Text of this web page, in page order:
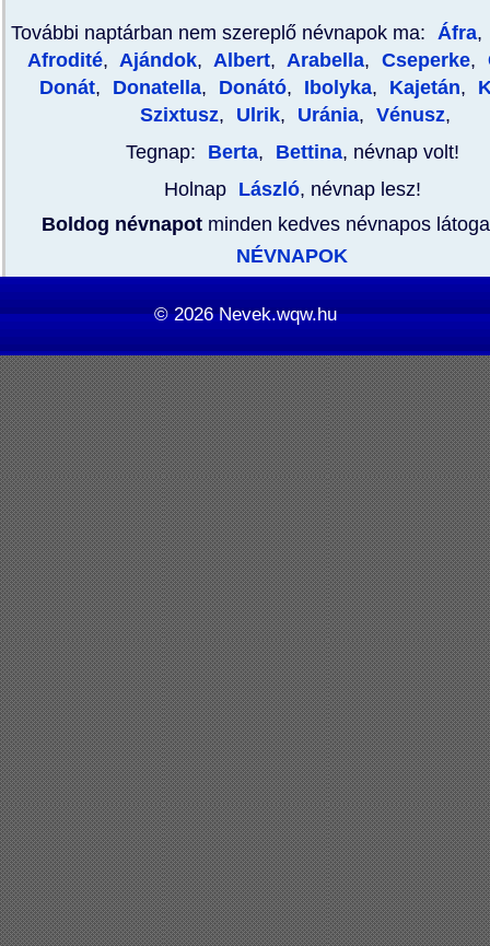
További naptárban nem szereplő névnapok ma: Áfra,
Afrodité, Ajándok, Albert, Arabella, Cseperke,
Donát, Donatella, Donátó, Ibolyka, Kajetán,
Szixtusz, Ulrik, Uránia, Vénusz,
Tegnap:
Berta, Bettina, névnap volt!
Holnap László, névnap lesz!
Boldog névnapotminden kedves névnapos
NÉVNAPOK
© 2026Nevek.wqw.hu